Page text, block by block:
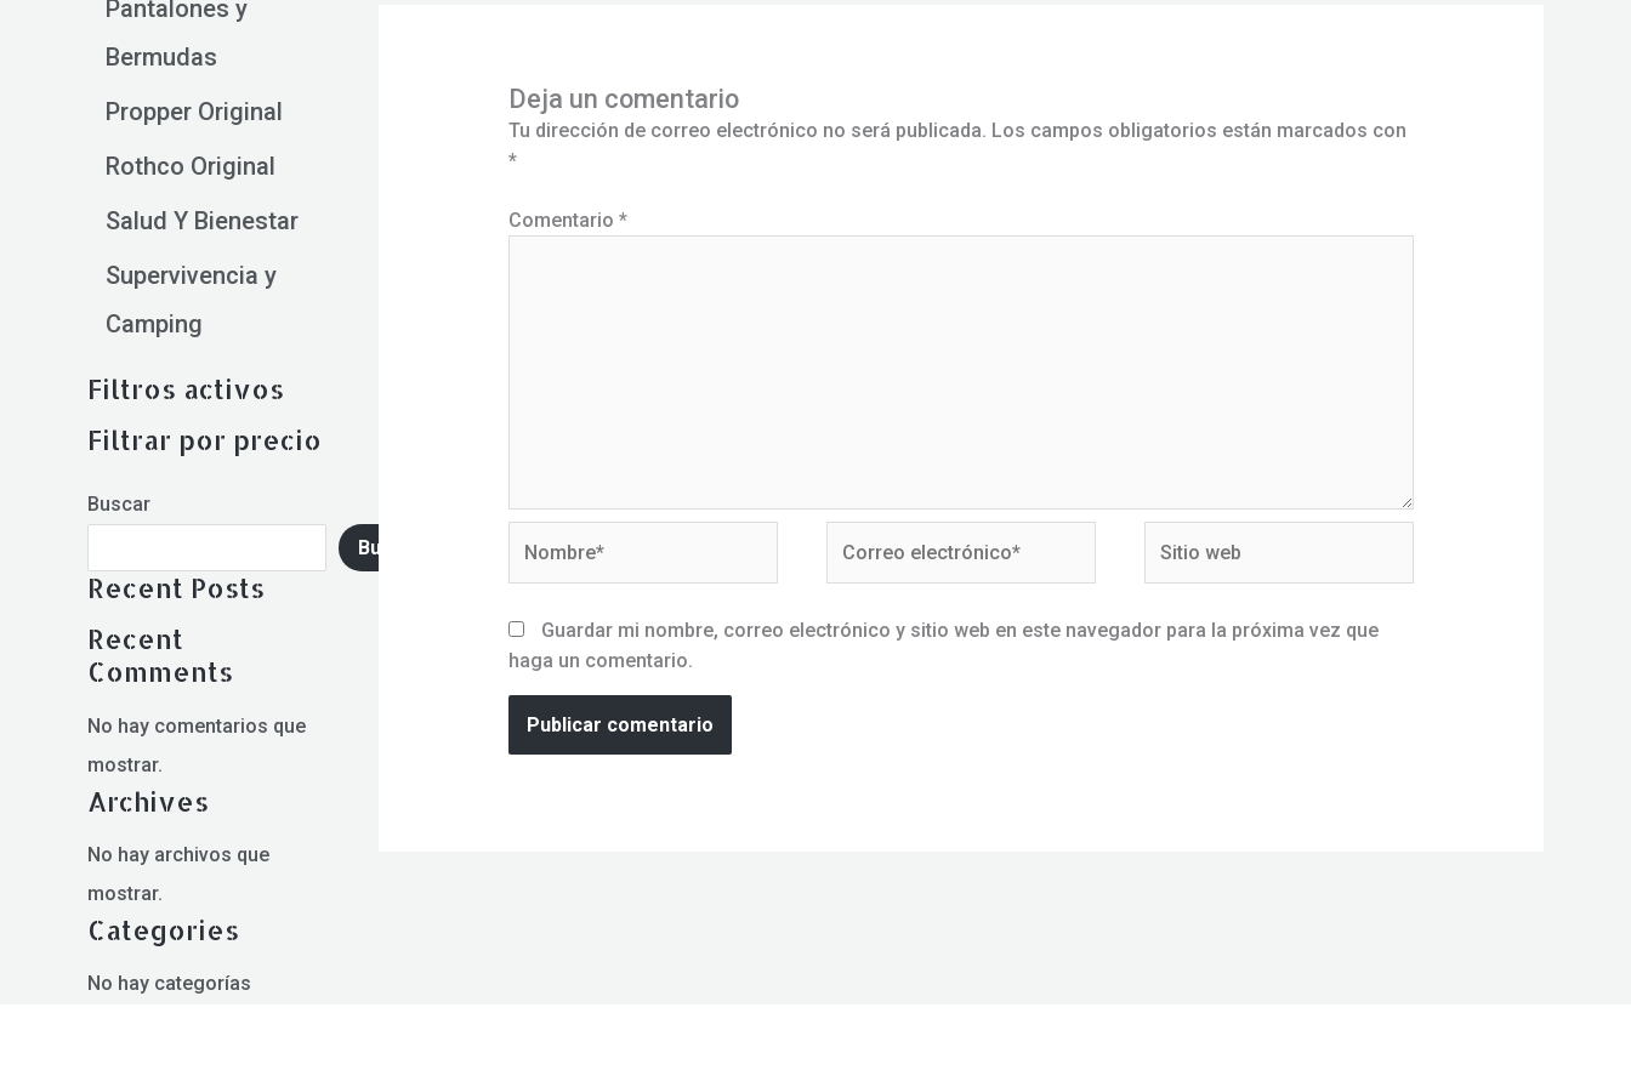
Pantalones y
Bermudas
Propper Original
Rothco Original
Salud Y Bienestar
Supervivencia y
Camping
Filtros activos
Filtrar por precio
Buscar
Buscar
Recent Posts
Recent
Comments
No hay comentarios que
mostrar.
Archives
No hay archivos que
mostrar.
Categories
No hay categorías
Deja un comentario
Tu dirección de correo electrónico no será publicada. Los campos obligatorios están marcados con
*
Comentario *
electrónico*
web
Guardar mi nombre, correo electrónico y sitio web en este navegador para la próxima vez que
haga un comentario.